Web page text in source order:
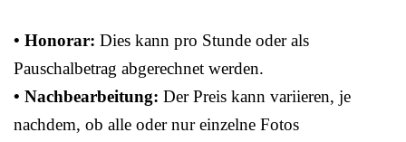
• Honorar: Dies kann pro Stunde oder als
Pauschalbetrag abgerechnet werden.
• Nachbearbeitung: Der Preis kann variieren, je
nachdem, ob alle oder nur einzelne Fotos